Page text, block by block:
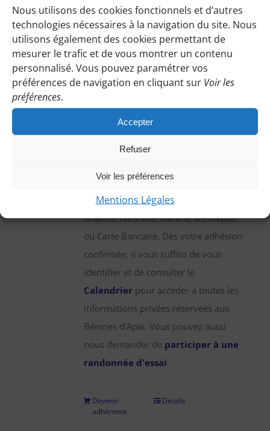
Nous utilisons des cookies fonctionnels et d’autres
technologies nécessaires à la navigation du site. Nous
utilisons également des cookies permettant de
mesurer le trafic et de vous montrer un contenu
personnalisé. Vous pouvez paramétrer vos
préférences de navigation en cliquant sur Voir les
préférences.
Accepter
Refuser
Voir les préférences
Mentions Légales
Accédez à toutes les informations
pratiques de nos excursions du
dimanche et des jours fériés (Point de
rendez-vous, horaires, conseils etc.), et
participez à nos activités telles que des
Pour adhérer et faire vivre notre
association, nous vous demandons
que vous pouvez régler par chèque,
virement bancaire (démarche à
finaliser hors site, comme le chèque)
ou Carte Bancaire. Dès votre adhésion
confirmée, il vous suffira de vous
identifier et de consulter le
Calendrier pour accéder à toutes les
informations privées réservées aux
Bénines d'Apie. Vous pouvez aussi
nous demander de participer à une
randonnée d'essai.
Devenir
adhérente
Détails